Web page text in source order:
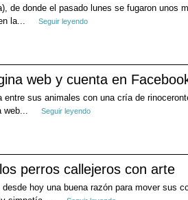
de donde el pasado lunes se fugaron unos
la...
Seguir leyendo
web y cuenta en
sus animales con una cría de
web...
Seguir leyendo
perros callejeros con arte
hoy una buena razón para mover sus